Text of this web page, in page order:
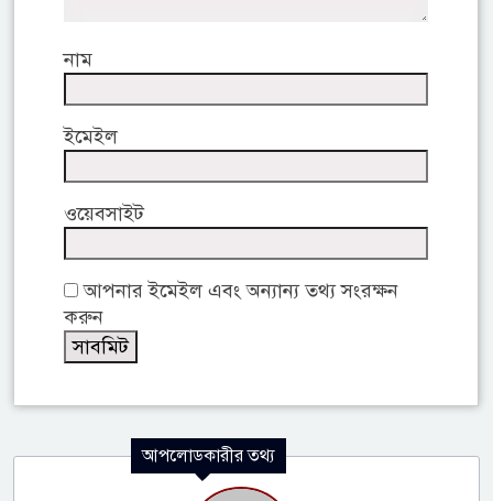
নাম
ইমেইল
ওয়েবসাইট
আপনার ইমেইল এবং অন্যান্য তথ্য সংরক্ষন
করুন
আপলোডকারীর তথ্য